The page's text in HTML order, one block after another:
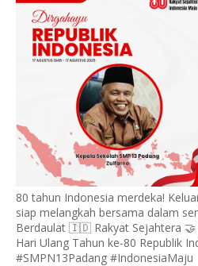
80 tahun Indonesia merdeka!
siap melangkah bersama dalam
Berdaulat 🇮🇩 Rakyat Sejahtera
Hari Ulang Tahun ke-80 Republik
#SMPN13Padang #IndonesiaMaju